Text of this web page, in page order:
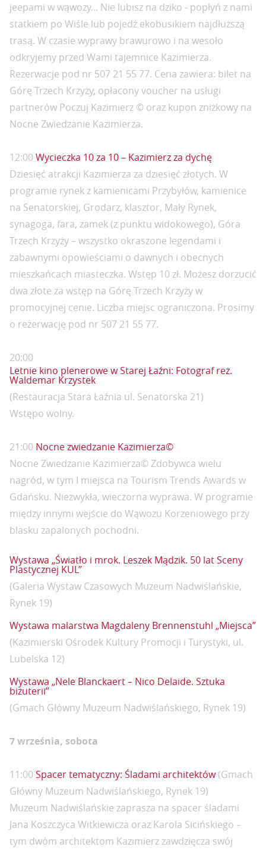
jeepami w wąwozy... Nie lubisz na dziko - popłyń z nami
statkiem po Wiśle lub pojedź ekobusikiem najdłuższą
trasą. W czasie wyprawy brawurowo i na wesoło
odkryjemy przed Wami tajemnice Kazimierza.
Rezerwacje pod nr 507 21 55 77. Cena zawiera: bilet na
Górę Trzech Krzyży, opłacony voucher na usługi
partnerów Poczuj Kazimierz © oraz kupon zniżkowy na
Nocne Zwiedzanie Kazimierza.
12:00 Wycieczka 10 za 10 – Kazimierz za dychę
Dziesięć atrakcji Kazimierza za dziesięć złotych. W
programie rynek z kamienicami Przybyłów, kamienice
na Senatorskiej, Grodarz, klasztor, Mały Rynek,
synagoga, fara, zamek (z punktu widokowego), Góra
Trzech Krzyży – wszystko okraszone legendami i
zabawnymi opowieściami o dawnych i obecnych
mieszkańcach miasteczka. Wstęp 10 zł. Możesz dorzucić
dwa złote za wstęp na Górę Trzech Krzyży w
promocyjnej cenie. Liczba miejsc ograniczona. Prosimy
o rezerwację pod nr 507 21 55 77.
20:00
Letnie kino plenerowe w Starej Łaźni: Fotograf reż.
Waldemar Krzystek
(Restauracja Stara Łaźnia ul. Senatorska 21)
Wstępo wolny.
21:00 Nocne zwiedzanie Kazimierza©
Nocne Zwiedzanie Kazimierza© Zdobywca wielu
nagród, w tym I miejsca na Tourism Trends Awards w
Gdańsku. Niezwykła, wieczorna wyprawa. W programie
między innymi wejście do Wąwozu Korzeniowego przy
blasku zapalonych pochodni.
Wystawa „Światło i mrok. Leszek Mądzik. 50 lat Sceny
Plastycznej KUL”
(Galeria Wystaw Czasowych Muzeum Nadwiślańskie,
Rynek 19)
Wystawa malarstwa Magdaleny Brennenstuhl „Miejsca”
(Kazimierski Ośrodek Kultury Promocji i Turystyki, ul.
Lubelska 12)
Wystawa „Nele Blanckaert – Nico Delaide. Sztuka
biżuterii”
(Gmach Główny Muzeum Nadwiślańskiego, Rynek 19)
7 września, sobota
11:00 Spacer tematyczny: Śladami architektów(Gmach
Główny Muzeum Nadwiślańskiego, Rynek 19)
Muzeum Nadwiślańskie zaprasza na spacer śladami
Jana Koszczyca Witkiewicza oraz Karola Sicińskiego –
tym dwóm architektom Kazimierz zawdzięcza swój